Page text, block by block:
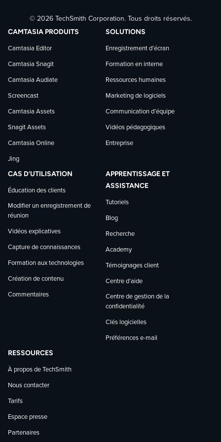
TechSmith
sur
Facebook
TechSmith
sur
LinkedIn
TechSmith
sur
YouTube
© 2026 TechSmith Corporation. Tous droits réservés.
CAMTASIA PRODUITS
Camtasia Editor
Camtasia Snagit
Camtasia Audiate
Screencast
Camtasia Assets
Snagit Assets
Camtasia Online
Jing
SOLUTIONS
Enregistrement d’écran
Formation en interne
Ressources humaines
Marketing de logiciels
Communication d’équipe
Vidéos pédagogiques
Entreprise
CAS D’UTILISATION
Éducation des clients
Modifier un enregistrement de
réunion
Vidéos explicatives
Capture de connaissances
Formation aux technologies
Création de contenu
Commentaires
APPRENTISSAGE ET
ASSISTANCE
Tutoriels
Blog
Recherche
Academy
Témoignages client
Centre d’aide
Centre de gestion de la
confidentialité
Clés logicielles
Préférences e-mail
RESSOURCES
À propos de TechSmith
Nous contacter
Tarifs
Espace presse
Partenaires